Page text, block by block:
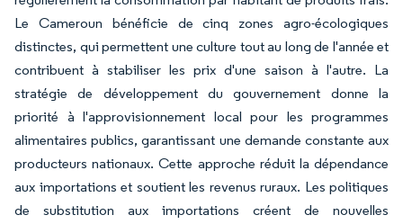
Le Cameroun bénéficie de cinq zones agro-écologiques
distinctes, qui permettent une culture tout au long de l'année et
contribuent à stabiliser les prix d'une saison à l'autre. La
stratégie de développement du gouvernement donne la
priorité à l'approvisionnement local pour les programmes
alimentaires publics, garantissant une demande constante aux
producteurs nationaux. Cette approche réduit la dépendance
aux importations et soutient les revenus ruraux. Les politiques
de substitution aux importations créent de nouvelles